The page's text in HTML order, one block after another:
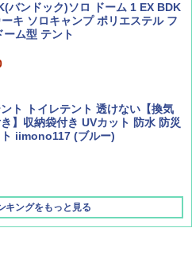
エアライン）2026年9月号【特
ング110周年を祝して！
歩き方 チェコ ポーランド スロヴ
～2027 地球の歩き方A ヨーロッ
フルクローズ メッシュ 3-4人用
ポップアップテント エクルベージ
) PATC-150B(EB)
ズコレクション 山善] 傘みたいに
パッとサッとテント キューブワ
ックコーティング フルクローズ メ
エクルベージュ
バンドック)ソロ ドーム 1 EX BDK
キ ソロキャンプ ポリエステル フ
ーム型 テント
ト トイレテント 透けない【換気
】収納袋付き UVカット 防水 防災
ト iimono117 (ブルー)
キングをもっと見る